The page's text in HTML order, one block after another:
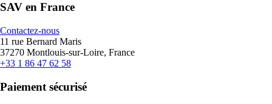
SAV en France
Contactez-nous
11 rue Bernard Maris
37270 Montlouis-sur-Loire, France
+33 1 86 47 62 58
Paiement sécurisé